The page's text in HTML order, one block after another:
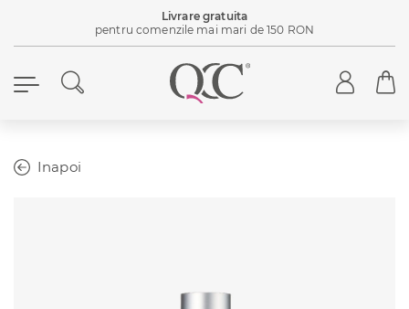
Livrare gratuita
pentru comenzile mai mari de 150 RON
Inapoi